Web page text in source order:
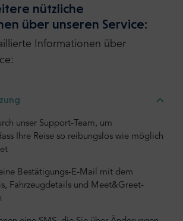
nützliche
über unseren Service:
Informationen über
unser Support-Team, um
Ihre Reise so reibungslos wie möglich
Bestätigungs-E-Mail mit dem
Fahrzeugdetails und Meet&Greet-